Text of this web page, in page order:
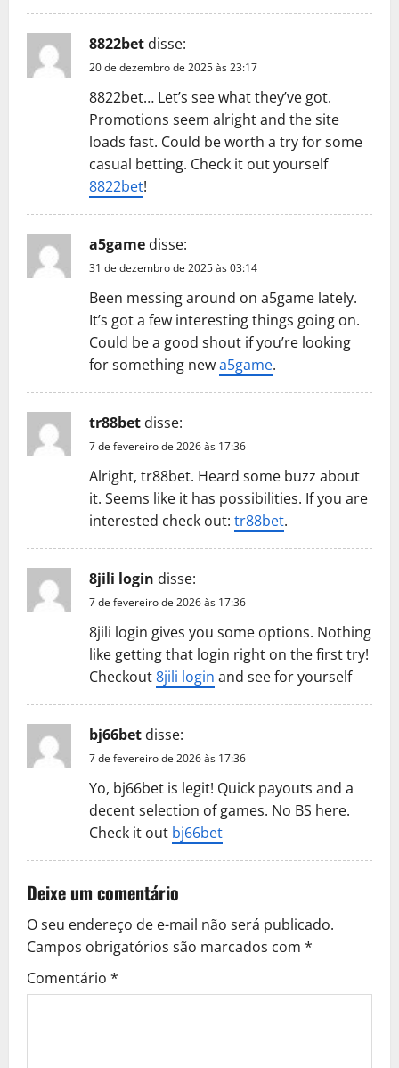
8822bet disse:
20 de dezembro de 2025 às 23:17
8822bet… Let’s see what they’ve got.
Promotions seem alright and the site
loads fast. Could be worth a try for some
casual betting. Check it out yourself
8822bet!
a5game disse:
31 de dezembro de 2025 às 03:14
Been messing around on a5game lately.
It’s got a few interesting things going on.
Could be a good shout if you’re looking
for something newa5game.
tr88bet disse:
7 de fevereiro de 2026 às 17:36
Alright, tr88bet. Heard some buzz about
it. Seems like it has possibilities. If you are
interested check out: tr88bet.
8jili login disse:
7 de fevereiro de 2026 às 17:36
8jili login gives you some options. Nothing
like getting that login right on the first try!
Checkout8jili login and see for yourself
bj66bet disse:
7 de fevereiro de 2026 às 17:36
Yo, bj66bet is legit! Quick payouts and a
decent selection of games. No BS here.
Check it out bj66bet
Deixe um comentário
O seu endereço de e-mail não será publicado.
Campos obrigatórios são marcados com *
Comentário *